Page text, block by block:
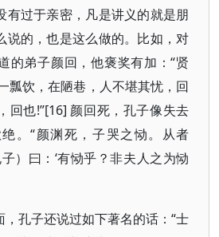
有过于亲密，凡是讲义的就是朋
说的，也是这么做的。比如，对
的弟子颜回，他褒奖有加：“贤
瓢饮，在陋巷，人不堪其忧，回
回也!”[16] 颜回死，孔子像失去
。“颜渊死，子哭之恸。从者
子）曰：‘有恸乎？非夫人之为恸
孔子还说过如下著名的话：“士